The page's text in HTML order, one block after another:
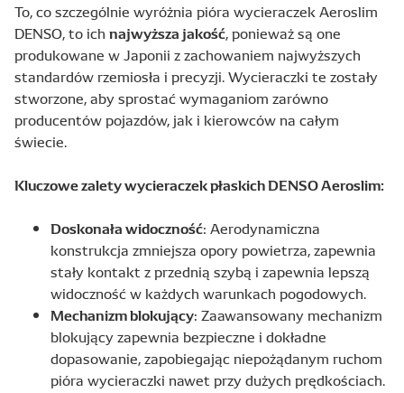
To, co szczególnie wyróżnia pióra wycieraczek Aeroslim
DENSO, to ich najwyższa jakość, ponieważ są one
produkowane w Japonii z zachowaniem najwyższych
standardów rzemiosła i precyzji. Wycieraczki te zostały
stworzone, aby sprostać wymaganiom zarówno
producentów pojazdów, jak i kierowców na całym
świecie.
Kluczowe zalety wycieraczek płaskich DENSO Aeroslim:
Doskonała widoczność: Aerodynamiczna
konstrukcja zmniejsza opory powietrza, zapewnia
stały kontakt z przednią szybą i zapewnia lepszą
widoczność w każdych warunkach pogodowych.
Mechanizm blokujący: Zaawansowany mechanizm
blokujący zapewnia bezpieczne i dokładne
dopasowanie, zapobiegając niepożądanym ruchom
pióra wycieraczki nawet przy dużych prędkościach.